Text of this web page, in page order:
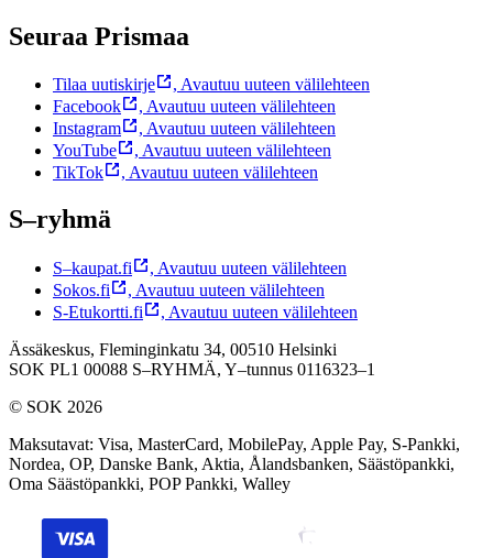
Seuraa Prismaa
Tilaa uutiskirje , Avautuu uuteen välilehteen
Facebook
, Avautuu uuteen välilehteen
Instagram
, Avautuu uuteen välilehteen
YouTube
, Avautuu uuteen välilehteen
TikTok
, Avautuu uuteen välilehteen
S–ryhmä
S–kaupat.fi , Avautuu uuteen välilehteen
Sokos.fi
, Avautuu uuteen välilehteen
S-Etukortti.fi
, Avautuu uuteen välilehteen
Ässäkeskus, Fleminginkatu 34, 00510 Helsinki
SOK PL1 00088 S–RYHMÄ, Y–tunnus 0116323–1
© SOK 2026
Maksutavat: Visa, MasterCard, MobilePay, Apple Pay, S-Pankki,
Nordea, OP, Danske Bank, Aktia, Ålandsbanken, Säästöpankki,
Oma Säästöpankki, POP Pankki, Walley